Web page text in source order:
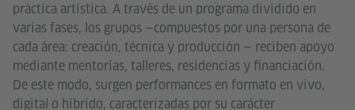
práctica artística. A través de un programa dividido en
varias fases, los grupos —compuestos por una persona de
cada área: creación, técnica y producción — reciben apoyo
mediante mentorías, talleres, residencias y financiación.
De este modo, surgen performances en formato en vivo,
digital o híbrido, caracterizadas por su carácter